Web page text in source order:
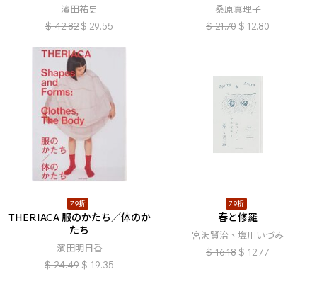
濱田祐史
$ 42.82 $ 29.55
桑原真理子
$ 21.70 $ 12.80
79折
THERIACA 服のかたち／体のか
たち
濱田明日香
$ 24.49 $ 19.35
79折
春と修羅
宮沢賢治、塩川いづみ
$ 16.18 $ 12.77